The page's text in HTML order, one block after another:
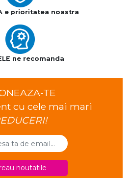
e prioritatea noastra
ne recomanda
TE
cu cele mai mari
noutatile